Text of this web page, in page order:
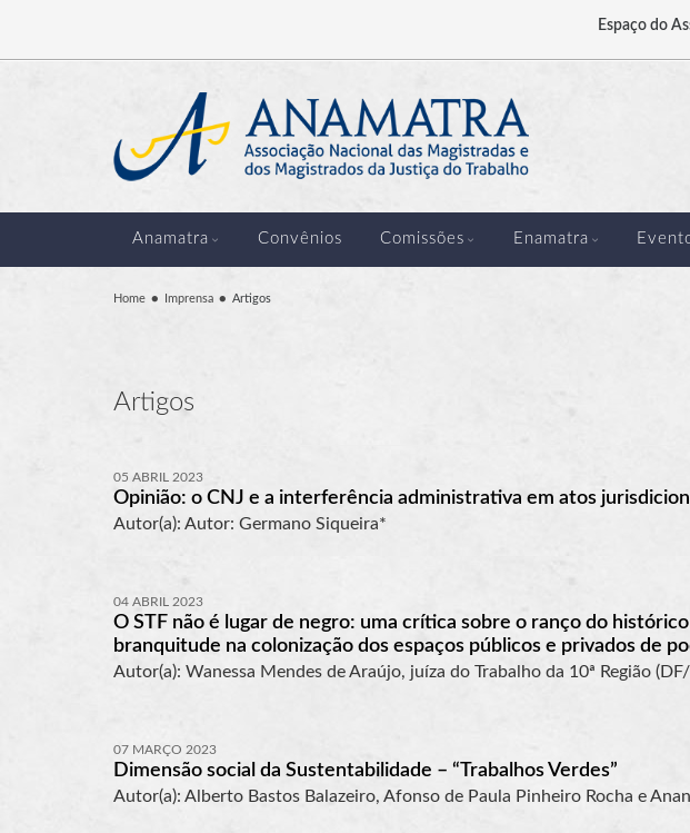
Espaço do
Anamatra Convênios Comissões Enamatra
Home Imprensa Artigos
Artigos
05 ABRIL 2023
Opinião: o CNJ e a interferência administrativa em atos
Autor(a): Autor: Germano Siqueira*
04 ABRIL 2023
O STF não é lugar de negro: uma crítica sobre o ranço do
branquitude na colonização dos espaços públicos e privados de
Autor(a): Wanessa Mendes de Araújo, juíza do Trabalho da 10ª Região
07 MARÇO 2023
Dimensão social da Sustentabilidade – “Trabalhos Verdes”
Autor(a): Alberto Bastos Balazeiro, Afonso de Paula Pinheiro Rocha e